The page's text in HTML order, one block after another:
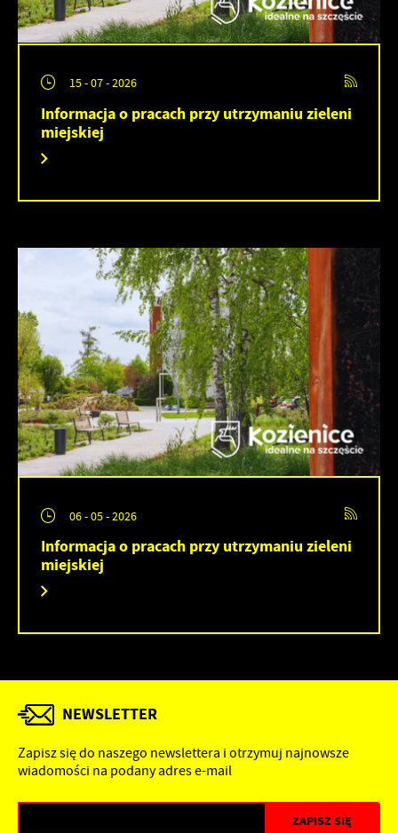
15 - 07 - 2026
Informacja o pracach przy utrzymaniu zieleni
miejskiej
06 - 05 - 2026
Informacja o pracach przy utrzymaniu zieleni
miejskiej
NEWSLETTER
Zapisz się do naszego newslettera i otrzymuj najnowsze
wiadomości na podany adres e-mail